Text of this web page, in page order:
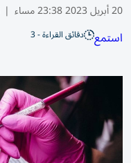
20 أبريل 2023 23:38 مساء |
استمع دقائق القراءة - 3